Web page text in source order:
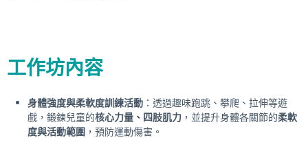
工作坊內容
身體強度與柔軟度訓練活動 ：透過趣味跑跳、攀爬、拉伸等遊
戲，鍛鍊兒童的核心力量、四肢肌力 ，並提升身體各關節的柔軟
度與活動範圍 ，預防運動傷害。